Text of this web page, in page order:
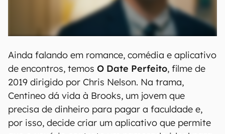
Ainda falando em romance, comédia e aplicativo
de encontros, temos O Date Perfeito, filme de
2019 dirigido por Chris Nelson. Na trama,
Centineo dá vida à Brooks, um jovem que
precisa de dinheiro para pagar a faculdade e,
por isso, decide criar um aplicativo que permite